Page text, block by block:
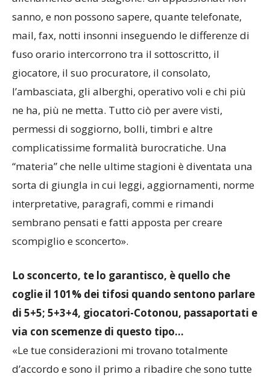
sanno, e non possono sapere, quante telefonate,
mail, fax, notti insonni inseguendo le differenze di
fuso orario intercorrono tra il sottoscritto, il
giocatore, il suo procuratore, il consolato,
l’ambasciata, gli alberghi, operativo voli e chi più
ne ha, più ne metta. Tutto ciò per avere visti,
permessi di soggiorno, bolli, timbri e altre
complicatissime formalità burocratiche. Una
“materia” che nelle ultime stagioni è diventata una
sorta di giungla in cui leggi, aggiornamenti, norme
interpretative, paragrafi, commi e rimandi
sembrano pensati e fatti apposta per creare
scompiglio e sconcerto».
Lo sconcerto, te lo garantisco, è quello che
coglie il 101% dei tifosi quando sentono parlare
di 5+5; 5+3+4, giocatori-Cotonou, passaportati e
via con scemenze di questo tipo…
«Le tue considerazioni mi trovano totalmente
d’accordo e sono il primo a ribadire che sono tutte